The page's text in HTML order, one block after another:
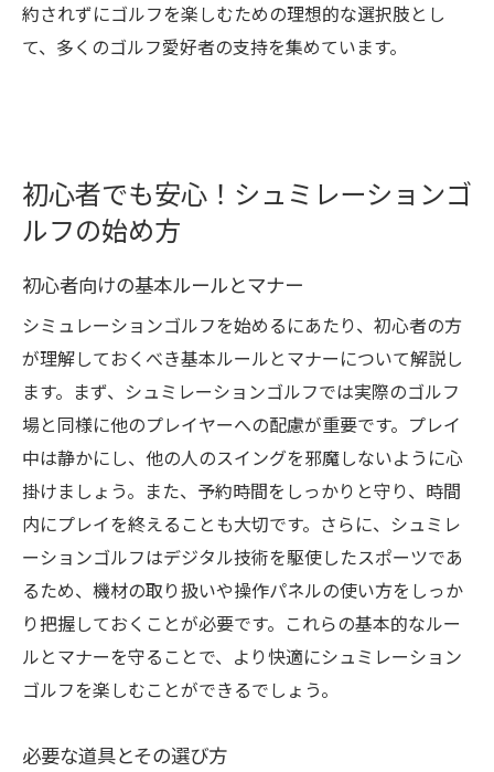
約されずにゴルフを楽しむための理想的な選択肢とし
て、多くのゴルフ愛好者の支持を集めています。
初心者でも安心！シュミレーションゴ
ルフの始め方
初心者向けの基本ルールとマナー
シミュレーションゴルフを始めるにあたり、初心者の方
が理解しておくべき基本ルールとマナーについて解説し
ます。まず、シュミレーションゴルフでは実際のゴルフ
場と同様に他のプレイヤーへの配慮が重要です。プレイ
中は静かにし、他の人のスイングを邪魔しないように心
掛けましょう。また、予約時間をしっかりと守り、時間
内にプレイを終えることも大切です。さらに、シュミレ
ーションゴルフはデジタル技術を駆使したスポーツであ
るため、機材の取り扱いや操作パネルの使い方をしっか
り把握しておくことが必要です。これらの基本的なルー
ルとマナーを守ることで、より快適にシュミレーション
ゴルフを楽しむことができるでしょう。
必要な道具とその選び方